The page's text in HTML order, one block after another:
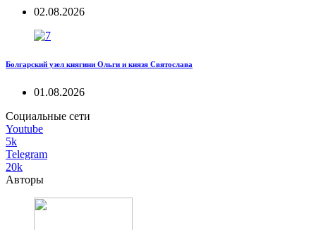
02.08.2026
Болгарский узел княгини Ольги и князя Святослава
01.08.2026
Социальные сети
Youtube
5k
Telegram
20k
Авторы